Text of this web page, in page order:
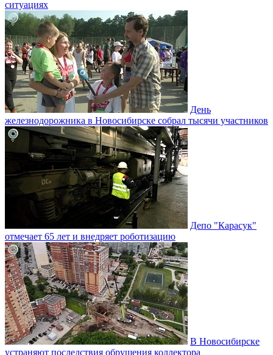
ситуациях
День
железнодорожника в Новосибирске собрал тысячи участников
Депо "Карасук"
отмечает 65 лет и внедряет роботизацию
В Новосибирске
устраняют последствия обрушения коллектора